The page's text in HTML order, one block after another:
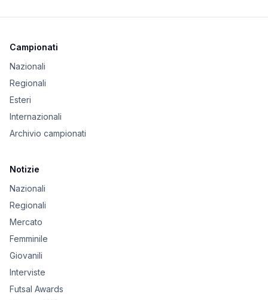
Campionati
Nazionali
Regionali
Esteri
Internazionali
Archivio campionati
Notizie
Nazionali
Regionali
Mercato
Femminile
Giovanili
Interviste
Futsal Awards